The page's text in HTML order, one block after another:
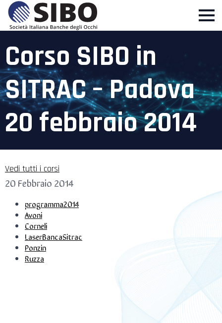
Corso SIBO in
SITRAC – Padova
20 febbraio 2014
Vedi tutti i corsi
20 Febbraio 2014
programma2014
Avoni
Corneli
LaserBancaSitrac
Ponzin
Ruzza